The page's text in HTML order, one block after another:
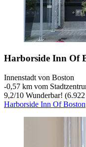
Harborside Inn Of
Innenstadt von Boston
‐0,57 km vom
9,2/10 Wunderbar!
Harborside Inn Of Boston